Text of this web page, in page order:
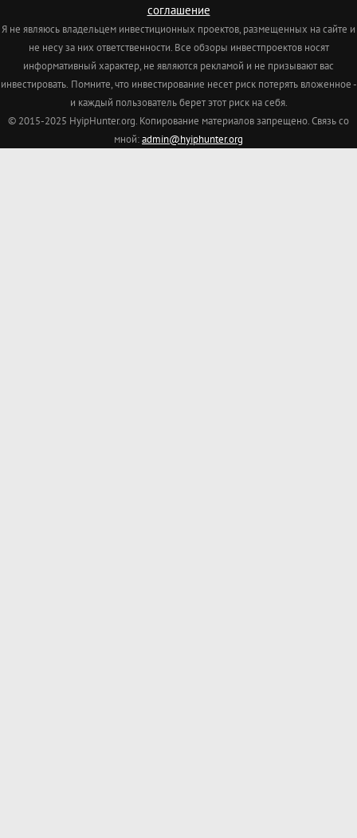
соглашение
Я не являюсь владельцем инвестиционных проектов, размещенных на сайте и
не несу за них ответственности. Все обзоры инвестпроектов носят
информативный характер, не являются рекламой и не призывают вас
инвестировать. Помните, что инвестирование несет риск потерять вложенное -
и каждый пользователь берет этот риск на себя.
© 2015-2025 HyipHunter.org. Копирование материалов запрещено. Связь со
мной:admin@hyiphunter.org